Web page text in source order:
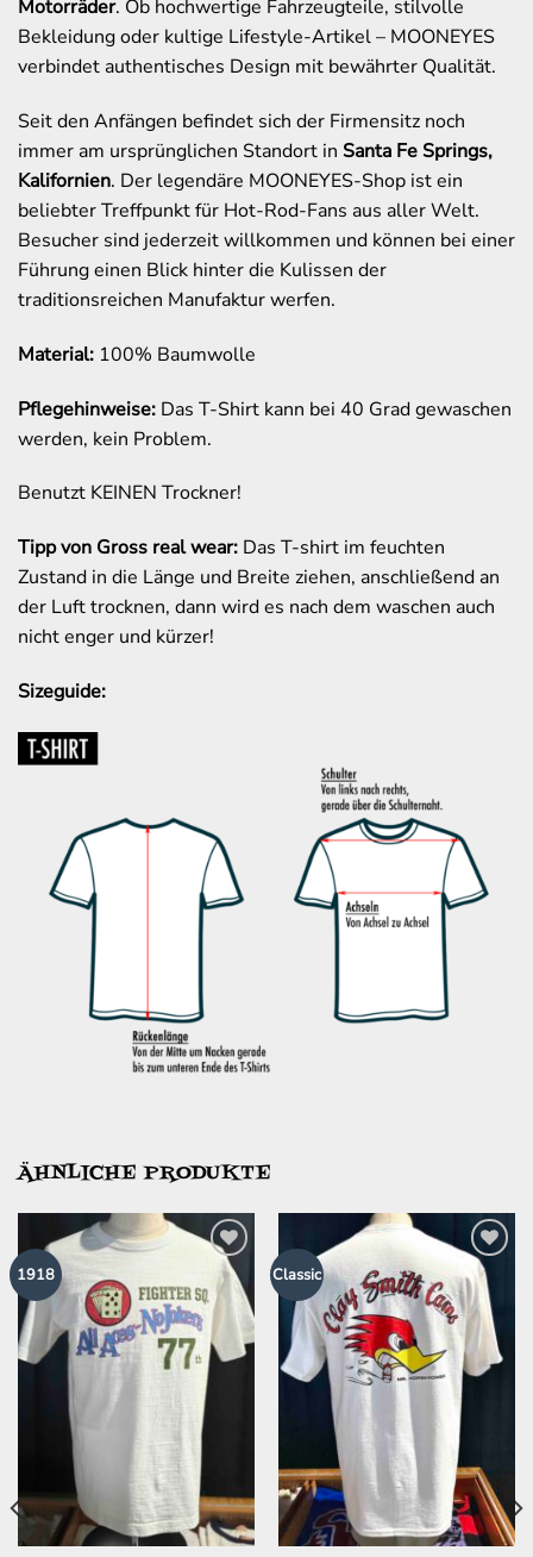
Motorräder. Ob hochwertige Fahrzeugteile, stilvolle
Bekleidung oder kultige Lifestyle-Artikel – MOONEYES
verbindet authentisches Design mit bewährter Qualität.
Seit den Anfängen befindet sich der Firmensitz noch
immer am ursprünglichen Standort in Santa Fe Springs,
Kalifornien. Der legendäre MOONEYES-Shop ist ein
beliebter Treffpunkt für Hot-Rod-Fans aus aller Welt.
Besucher sind jederzeit willkommen und können bei einer
Führung einen Blick hinter die Kulissen der
traditionsreichen Manufaktur werfen.
Material: 100% Baumwolle
Pflegehinweise: Das T-Shirt kann bei 40 Grad gewaschen
werden, kein Problem.
Benutzt KEINEN Trockner!
Tipp von Gross real wear: Das T-shirt im feuchten
Zustand in die Länge und Breite ziehen, anschließend an
der Luft trocknen, dann wird es nach dem waschen auch
nicht enger und kürzer!
Sizeguide:
ÄHNLICHE PRODUKTE
1918
Wunschliste
hinzufügen
Classic
Zur
Wunschliste
hinzufügen